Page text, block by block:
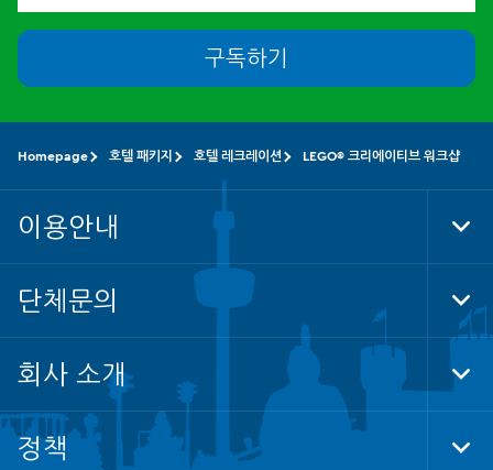
구독하기
Homepage 호텔 패키지 호텔 레크레이션 LEGO® 크리에이티브 워크샵
이용안내
단체문의
회사 소개
정책